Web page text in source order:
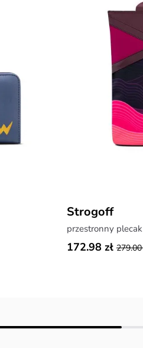
Strogoff
172.98 zł 279.00